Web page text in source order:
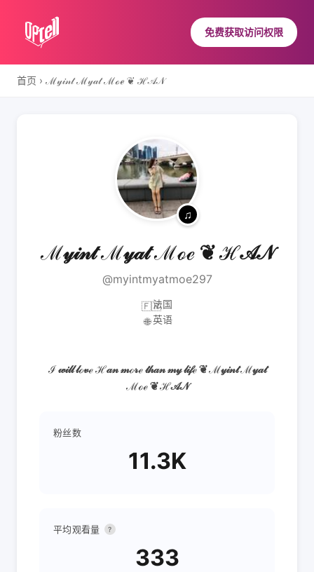
免费获取访问权限
首页 › ℳ𝓎𝒾𝓃𝓉 ℳ𝓎𝒶𝓉 ℳℴℯ ❦ ℋ𝒜𝒩
ℳ𝓎𝒾𝓃𝓉 ℳ𝓎𝒶𝓉 ℳℴℯ ❦ ℋ𝒜𝒩
@myintmyatmoe297
🇫🇷法国
🌐 英语
ℐ 𝓌𝒾𝓁𝓁 𝓁ℴ𝓋ℯ ℋ𝒶𝓃 𝓂ℴ𝓇ℯ 𝓉𝒽𝒶𝓃 𝓂𝓎 𝓁𝒾𝒻ℯ ❦ ℳ𝓎𝒾𝓃𝓉 ℳ𝓎𝒶𝓉
ℳℴℯ ❦ ℋ𝒜𝒩
粉丝数
11.3K
平均观看量 ?
333